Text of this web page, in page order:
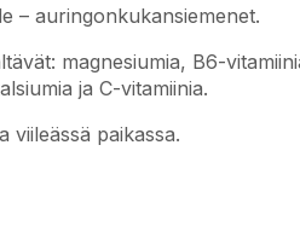
– auringonkukansiemenet.
magnesiumia, B6-
ja C-vitamiinia.
viileässä paikassa.